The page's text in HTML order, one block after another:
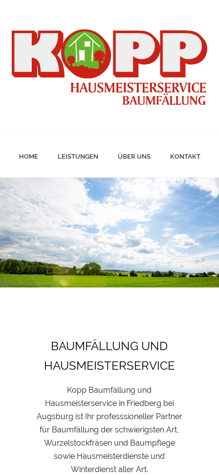
HOME LEISTUNGEN ÜBER UNS KONTAKT
BAUMFÄLLUNG UND
HAUSMEISTERSERVICE
Kopp Baumfällung und
Hausmeisterservice in Friedberg bei
Augsburg ist Ihr professsioneller Partner
für Baumfällung der schwierigsten Art,
Wurzelstockfräsen und Baumpflege
sowie Hausmeisterdienste und
Winterdienst aller Art.